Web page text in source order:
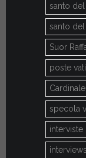
santo
santo del
Suor
poste
specola
interviste
interviews